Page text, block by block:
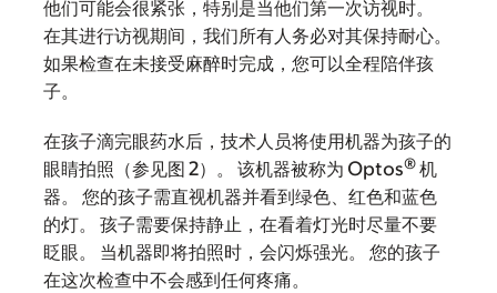
他们可能会很紧张，特别是当他们第一次访视时。
在其进行访视期间，我们所有人务必对其保持耐心。
如果检查在未接受麻醉时完成，您可以全程陪伴孩
子。
在孩子滴完眼药水后，技术人员将使用机器为孩子的
眼睛拍照（参见图 2）。 该机器被称为 Optos® 机
器。 您的孩子需直视机器并看到绿色、红色和蓝色
的灯。 孩子需要保持静止，在看着灯光时尽量不要
眨眼。 当机器即将拍照时，会闪烁强光。 您的孩子
在这次检查中不会感到任何疼痛。